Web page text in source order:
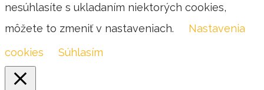
nesúhlasíte s ukladaním niektorých cookies,
môžete to zmeniť v nastaveniach.
Nastavenia
cookies
Súhlasím